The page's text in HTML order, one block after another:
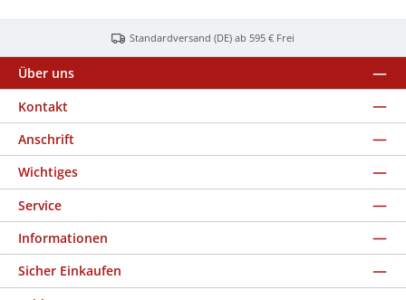
Standardversand (DE) ab 595 € Frei
Über uns
Kontakt
Anschrift
Wichtiges
Service
Informationen
Sicher Einkaufen